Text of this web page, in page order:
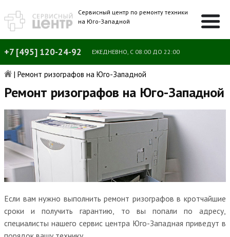
Сервисный центр по ремонту техники
на Юго-Западной
+7 [495] 120-24-92 ЕЖЕДНЕВНО, С 08:00 ДО 22:00
| Ремонт ризографов на Юго-Западной
Ремонт ризографов на Юго-Западной
Если вам нужно выполнить ремонт ризографов в кротчайшие
сроки и получить гарантию, то вы попали по адресу,
специалисты нашего сервис центра Юго-Западная приведут в